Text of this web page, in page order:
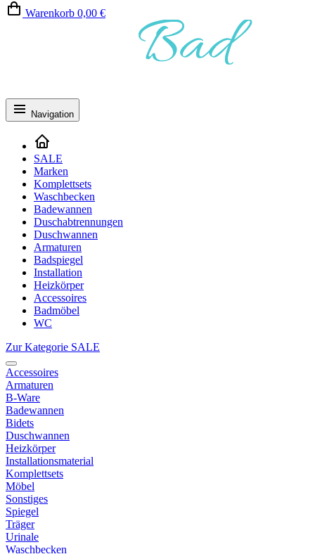
Warenkorb 0,00 €
Navigation
SALE
Marken
Komplettsets
Waschbecken
Badewannen
Duschabtrennungen
Duschwannen
Armaturen
Badspiegel
Installation
Heizkörper
Accessoires
Badmöbel
WC
Zur Kategorie SALE
Accessoires
Armaturen
B-Ware
Badewannen
Bidets
Duschwannen
Heizkörper
Installationsmaterial
Komplettsets
Möbel
Sonstiges
Spiegel
Träger
Urinale
Waschbecken